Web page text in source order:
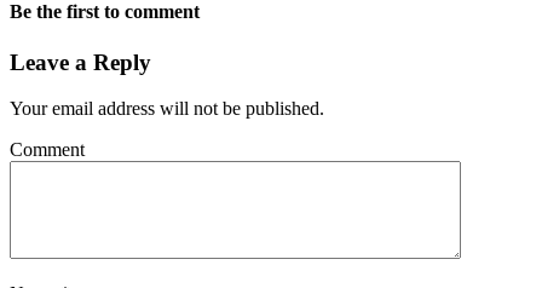
Be the first to comment
Leave a Reply
Your email address will not be published.
Comment